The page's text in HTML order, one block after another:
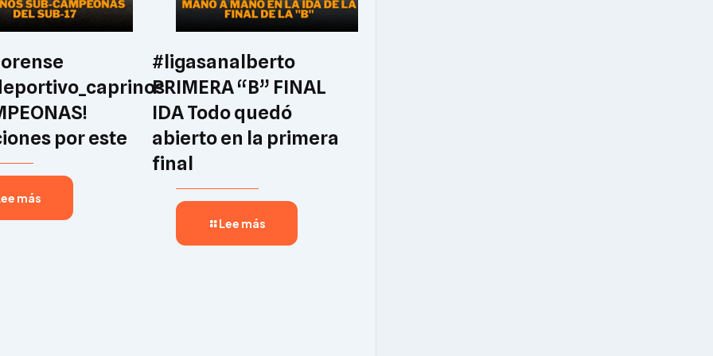
por este
más
#ligasanalberto
PRIMERA “B” FINAL
IDA Todo quedó
abierto en la primera
final
Lee más